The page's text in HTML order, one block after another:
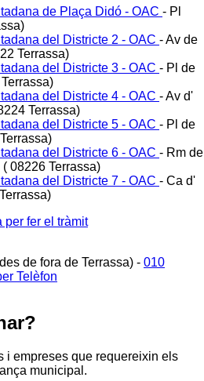
de Plaça Didó - OAC - Pl
del Districte 2 - OAC -Av de
Terrassa)
del Districte 3 - OAC - Pl de
del Districte 4 - OAC -Av d'
Terrassa)
del Districte 5 - OAC - Pl de
del Districte 6 - OAC - Rm de
08226 Terrassa)
del Districte 7 - OAC - Ca d'
per fer el tràmit
de fora de Terrassa) - 010
Telèfon
i empreses que requereixin els
municipal.